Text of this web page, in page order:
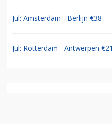
Jul: Amsterdam - Berlijn €38
Jul: Rotterdam - Antwerpen €21